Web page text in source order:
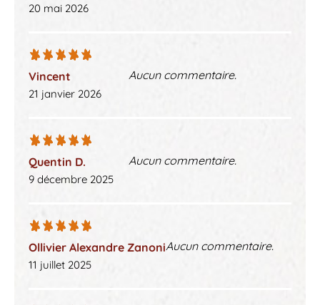
20 mai 2026
Vincent
21 janvier 2026
Aucun commentaire.
Quentin D.
9 décembre 2025
Aucun commentaire.
Ollivier Alexandre Zanoni
11 juillet 2025
Aucun commentaire.